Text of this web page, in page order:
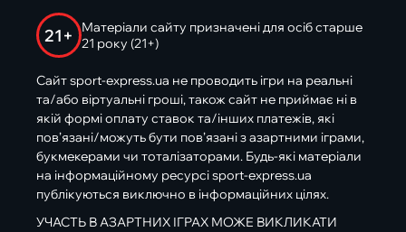
21+
Матеріали сайту призначені для осіб старше
21 року (21+)
Сайт sport-express.ua не проводить ігри на реальні
та/або віртуальні гроші, також сайт не приймає ні в
якій формі оплату ставок та/інших платежів, які
пов’язані/можуть бути пов’язані з азартними іграми,
букмекерами чи тоталізаторами. Будь-які матеріали
на інформаційному ресурсі sport-express.ua
публікуються виключно в інформаційних цілях.
УЧАСТЬ В АЗАРТНИХ ІГРАХ МОЖЕ ВИКЛИКАТИ